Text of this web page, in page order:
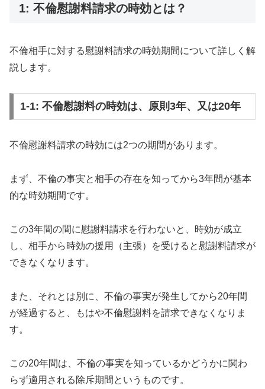
1: 不倫慰謝料請求の時効とは？
不倫相手に対する慰謝料請求の時効期間について詳しく解
説します。
1-1: 不倫慰謝料の時効は、原則3年、又は20年
不倫慰謝料請求の時効には2つの期間があります。
まず、不倫の事実と相手の存在を知ってから3年間が基本
的な時効期間です。
この3年間の間に慰謝料請求を行わないと、時効が成立
し、相手から時効の援用（主張）を受けると慰謝料請求が
できなくなります。
また、それとは別に、不倫の事実が発生してから20年間
が経過すると、もはや不倫慰謝料を請求できなくなりま
す。
この20年間は、不倫の事実を知っているかどうかに関わ
らず適用される除斥期間というものです。